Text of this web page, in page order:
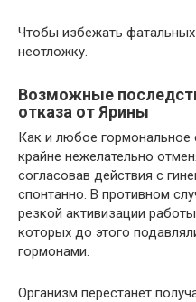
Чтобы избежать
неотложку.
Возможные
отказа от Ярины
Как и любое гормональное
крайне нежелательно
согласовав действия с
спонтанно. В противном
резкой активизации
которых до этого
гормонами.
Организм перестанет